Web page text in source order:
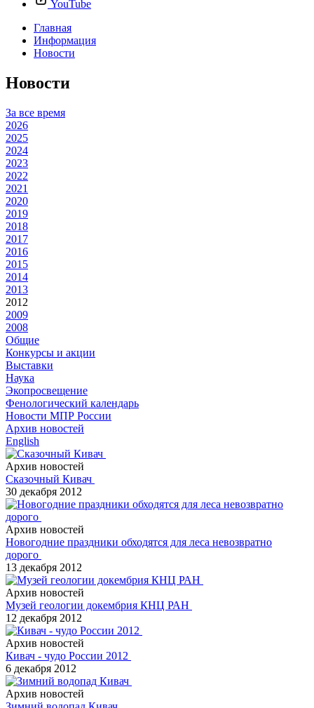
YouTube
Главная
Информация
Новости
Новости
За все время
2026
2025
2024
2023
2022
2021
2020
2019
2018
2017
2016
2015
2014
2013
2012
2009
2008
Общие
Конкурсы и акции
Выставки
Наука
Экопросвещение
Фенологический календарь
Новости МПР России
Архив новостей
English
Архив новостей
Сказочный Кивач
30 декабря 2012
Архив новостей
Новогодние праздники обходятся для леса невозвратно
дорого
13 декабря 2012
Архив новостей
Музей геологии докембрия КНЦ РАН
12 декабря 2012
Архив новостей
Кивач - чудо России 2012
6 декабря 2012
Архив новостей